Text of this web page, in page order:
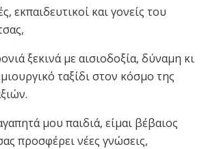
εκπαιδευτικοί και γονείς του
ξεκινά με αισιοδοξία, δύναμη κι
ταξίδι στον κόσμο της
μου παιδιά, είμαι βέβαιος
προσφέρει νέες γνώσεις,